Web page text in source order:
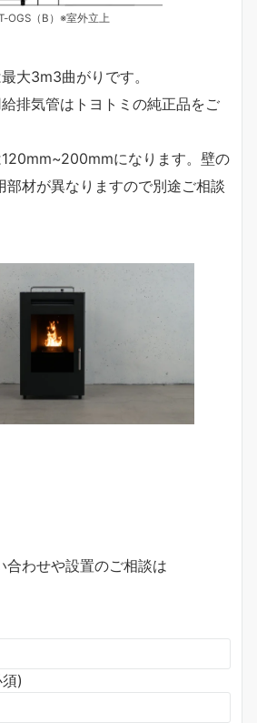
OGS（B）※室外立上
大3m3曲がりです。
排気管はトヨトミの純正品をご
になります。壁の
部材が異なりますので別途ご相談
合わせや設置のご相談は
)